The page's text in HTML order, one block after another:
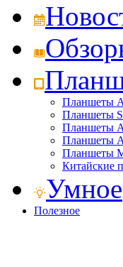
Планшеты
Планшеты
Планшеты
Планшеты
Планшеты
Китайские
Умное
Полезное